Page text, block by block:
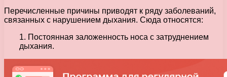
Перечисленные причины приводят к ряду заболеваний,
связанных с нарушением дыхания. Сюда относятся:
1. Постоянная заложенность носа с затруднением
дыхания.